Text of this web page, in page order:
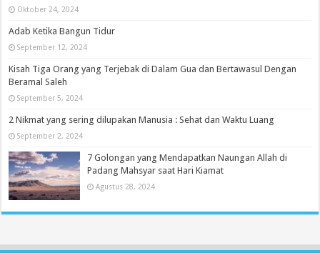
Oktober 24, 2024
Adab Ketika Bangun Tidur
September 12, 2024
Kisah Tiga Orang yang Terjebak di Dalam Gua dan Bertawasul Dengan
Beramal Saleh
September 5, 2024
2 Nikmat yang sering dilupakan Manusia : Sehat dan Waktu Luang
September 2, 2024
7 Golongan yang Mendapatkan Naungan Allah di
Padang Mahsyar saat Hari Kiamat
Agustus 28, 2024